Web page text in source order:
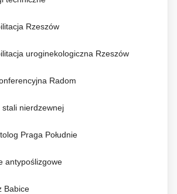
Rzeszów
uroginekologiczna Rzeszów
Radom
stali nierdzewnej
Praga Południe
antypoślizgowe
Babice